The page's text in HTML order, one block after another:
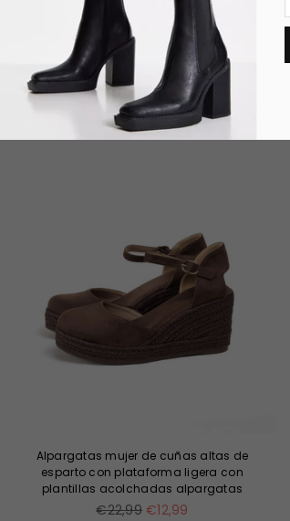
Alpargatas mujer de cuñas altas de
esparto con plataforma ligera con
plantillas acolchadas alpargatas
Precio
€22,99 €12,99